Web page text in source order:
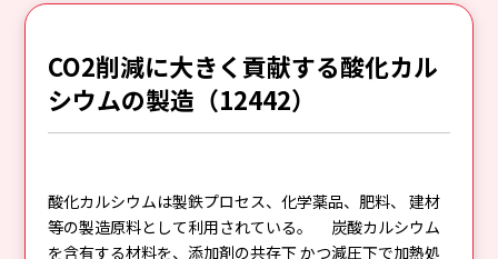
CO2削減に大きく貢献する酸化カル
シウムの製造（12442）
酸化カルシウムは製鉄プロセス、化学薬品、肥料、 建材
等の製造原料として利用されている。 炭酸カルシウム
を含有する材料を、添加剤の共存下 かつ減圧下で加熱処